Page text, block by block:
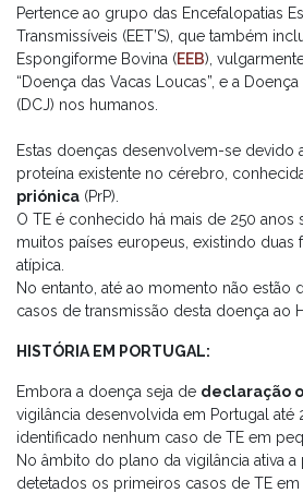
Pertence ao grupo das Encefalopatias
Transmissíveis (EET’S), que também
Espongiforme Bovina (EEB),
“Doença das Vacas Loucas”, e a
(DCJ) nos humanos.
Estas doenças desenvolvem-se devido
proteína existente no cérebro,
priónica (PrP).
O TE é conhecido há mais de 250
muitos países europeus, existindo duas
atípica.
No entanto, até ao momento não estão
casos de transmissão desta doença ao
HISTÓRIA EM PORTUGAL:
Embora a doença seja de declaração
vigilância desenvolvida em Portugal até
identificado nenhum caso de TE em
No âmbito do plano da vigilância ativa
detetados os primeiros casos de TE em